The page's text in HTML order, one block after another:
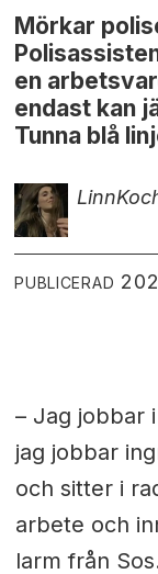
Mörkar
en
endast kan
Tunna blå
Linn
PUBLICERAD
– Jag jobbar
jag jobbar
och sitter i
arbete och
larm från